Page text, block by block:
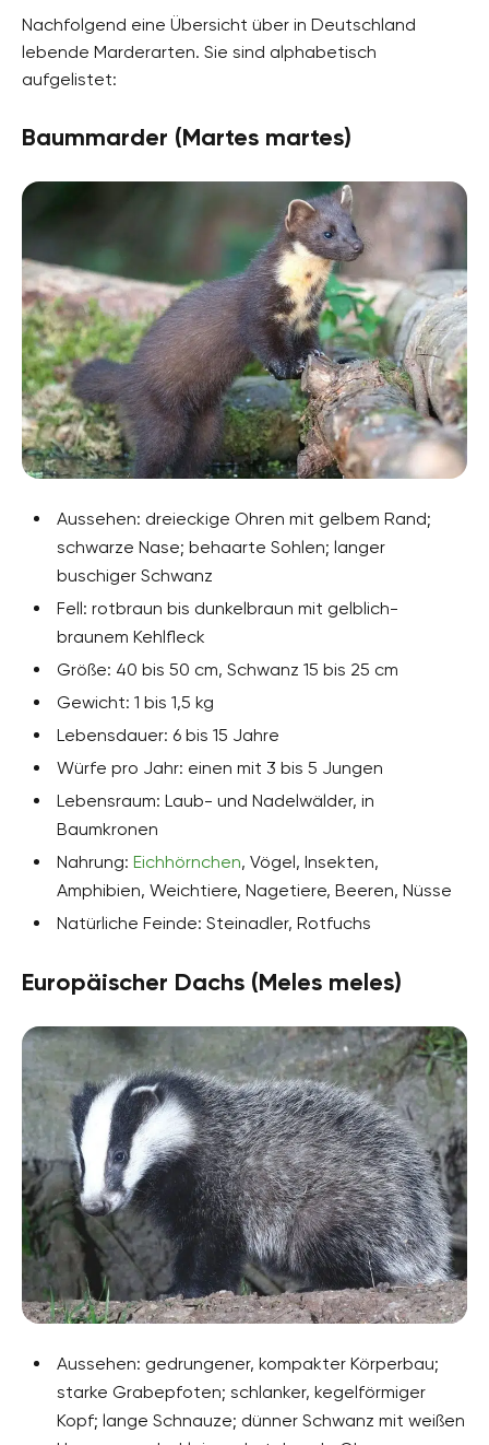
Nachfolgend eine Übersicht über in Deutschland
lebende Marderarten. Sie sind alphabetisch
aufgelistet:
Baummarder (Martes martes)
Aussehen: dreieckige Ohren mit gelbem Rand;
schwarze Nase; behaarte Sohlen; langer
buschiger Schwanz
Fell: rotbraun bis dunkelbraun mit gelblich-
braunem Kehlfleck
Größe: 40 bis 50 cm, Schwanz 15 bis 25 cm
Gewicht: 1 bis 1,5 kg
Lebensdauer: 6 bis 15 Jahre
Würfe pro Jahr: einen mit 3 bis 5 Jungen
Lebensraum: Laub- und Nadelwälder, in
Baumkronen
Nahrung: Eichhörnchen, Vögel, Insekten,
Amphibien, Weichtiere, Nagetiere, Beeren, Nüsse
Natürliche Feinde: Steinadler, Rotfuchs
Europäischer Dachs (Meles meles)
Aussehen: gedrungener, kompakter Körperbau;
starke Grabepfoten; schlanker, kegelförmiger
Kopf; lange Schnauze; dünner Schwanz mit weißen